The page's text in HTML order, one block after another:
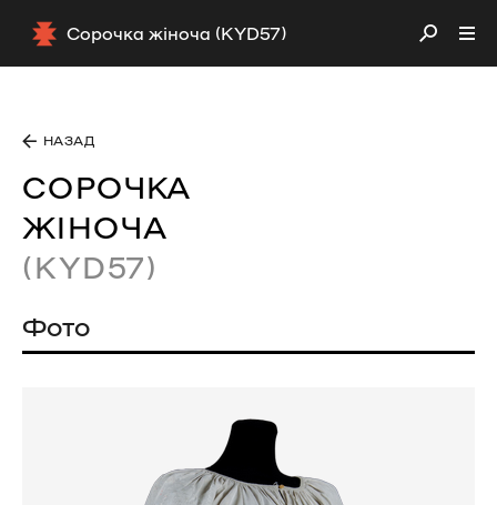
Сорочка жіноча (KYD57)
НАЗАД
СОРОЧКА
ЖІНОЧА
(KYD57)
Фото